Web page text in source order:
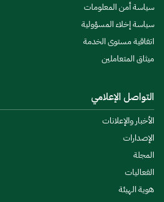
سياسة أمن المعلومات
سياسة إخلاء المسؤولية
اتفاقية مستوى الخدمة
ميثاق المتعاملين
التواصل الإعلامي
الأخبار والإعلانات
الإصدارات
المجلة
الفعاليات
هوية الهيئة